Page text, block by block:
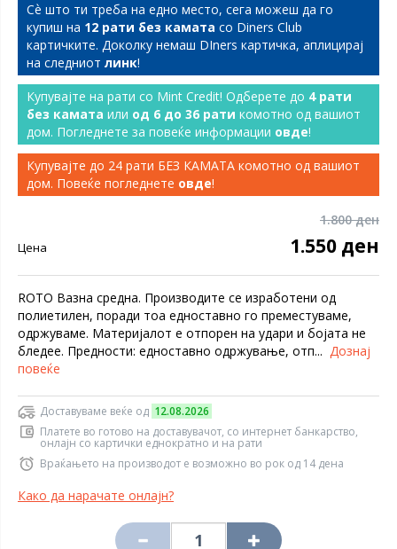
Сѐ што ти треба на едно место, сега можеш да го
купиш на 12 рати без камата со Diners Club
картичките. Доколку немаш DIners картичка, аплицирај
на следниот линк!
Купувајте на рати со Mint Credit! Одберете до 4 рати
без камата или од 6 до 36 рати комотно од вашиот
дом. Погледнете за повеќе информации овде!
Купувајте до 24 рати БЕЗ КАМАТА комотно од вашиот
дом. Повеќе погледнете овде!
1.800 ден
Цена 1.550 ден
ROTO Вазна средна. Производите се изработени од
полиетилен, поради тоа едноставно го преместуваме,
одржуваме. Материјалот е отпорен на удари и бојата не
бледее. Предности: едноставно одржување, отп... Дознај
повеќе
Доставуваме веќе од 12.08.2026
Платете во готово на доставувачот, со интернет банкарство,
онлајн со картички еднократно и на рати
Враќањето на производот е возможно во рок од 14 дена
Како да нарачате онлајн?